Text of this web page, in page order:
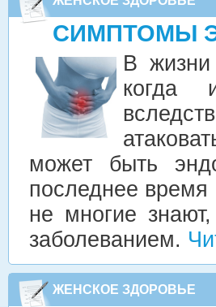
СИМПТОМЫ
В жизни
когда
может быть
последнее время
не многие
заболеванием.
ЖЕНСКОЕ ЗДОРОВЬЕ